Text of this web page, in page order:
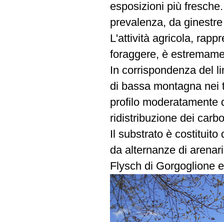
esposizioni più
prevalenza, da
L'attività agricola,
foraggere, è
In corrispondenza del
di bassa montagna nei
profilo moderatamente
ridistribuzione dei
Il substrato è costituito
da alternanze di
Flysch di Gorgoglione